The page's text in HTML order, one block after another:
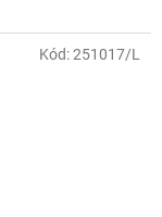
Kód:251017/L